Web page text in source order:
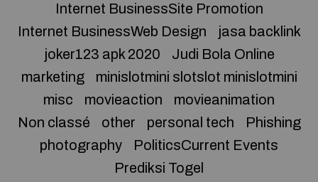
Internet BusinessSite Promotion
Internet BusinessWeb Design
jasa backlink
joker123 apk 2020
Judi Bola Online
marketing
minislotmini slotslot minislotmini
misc
movieaction
movieanimation
Non classé
other personal tech
Phishing
photography
PoliticsCurrent Events
Prediksi Togel